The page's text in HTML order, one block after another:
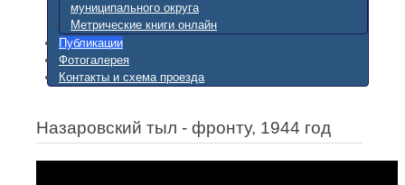
муниципального округа
Метрические книги онлайн
Публикации
Фотогалерея
Контакты и схема проезда
Назаровский тыл - фронту, 1944 год